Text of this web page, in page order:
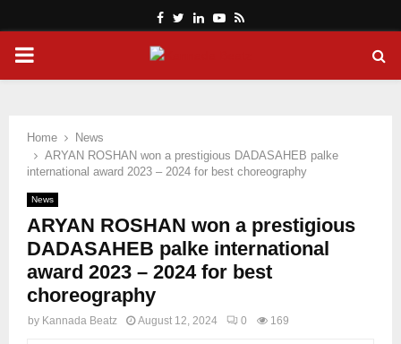
Facebook
Twitter
LinkedinYoutube
Rss
PRIMARY
Home
News
ARYAN ROSHAN won a prestigious DADASAHEB palke
international award 2023 – 2024 for best choreography
News
ARYAN ROSHAN won a prestigious
DADASAHEB palke international
award 2023 – 2024 for best
choreography
by Kannada Beatz August 12, 2024 0 169